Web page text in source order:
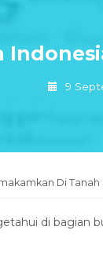
9
Di Tanah
di bagian